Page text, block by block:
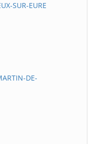
SUR-EURE
DE-